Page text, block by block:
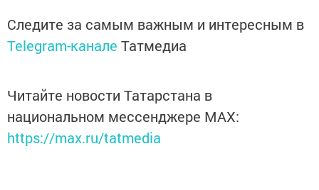
Следите за самым важным и интересным в
Telegram-канале Татмедиа
Читайте новости Татарстана в
национальном мессенджере MАХ:
https://max.ru/tatmedia